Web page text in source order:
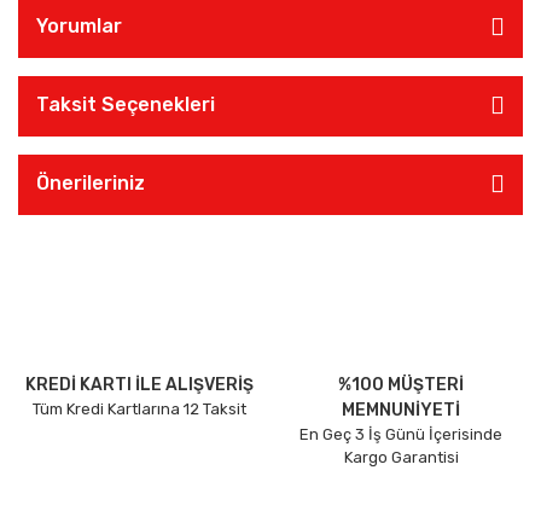
Yorumlar
Taksit Seçenekleri
Önerileriniz
KREDİ KARTI İLE ALIŞVERİŞ
Tüm Kredi Kartlarına 12 Taksit
%100 MÜŞTERİ
MEMNUNİYETİ
En Geç 3 İş Günü İçerisinde
Kargo Garantisi